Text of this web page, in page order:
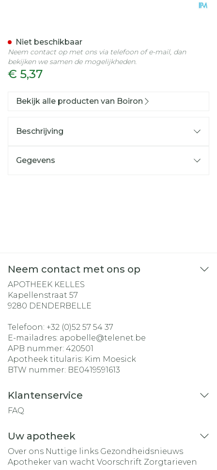
€ 5,37
Niet beschikbaar
Neem contact op met ons via telefoon of e-mail, dan
bekijken we samen de mogelijkheden.
Bekijk alle producten van Boiron
Beschrijving
Gegevens
Neem contact met ons op
APOTHEEK KELLES
Kapellenstraat 57
9280 DENDERBELLE
Telefoon: +32 (0)52 57 54 37
E-mailadres: apobelle@telenet.be
APB nummer: 420501
Apotheek titularis: Kim Moesick
BTW nummer: BE0419591613
Klantenservice
FAQ
Uw apotheek
Over ons Nuttige links Gezondheidsnieuws
Apotheker van wacht Voorschrift Zorgtarieven